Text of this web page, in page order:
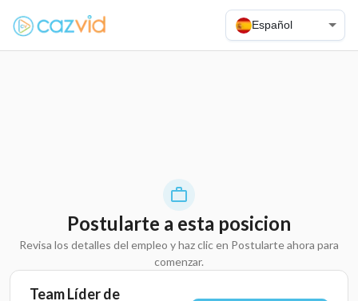
Español
Postularte a esta posicion
Revisa los detalles del empleo y haz clic en Postularte ahora para
comenzar.
Team Líder de